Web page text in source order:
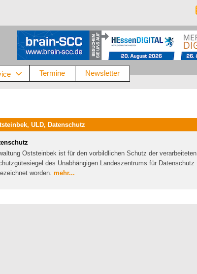
Termine Newsletter
ULD, Datenschutz
Oststeinbek ist für den vorbildlichen Schutz der verarbeiteten
des Unabhängigen Landeszentrums für Datenschutz
worden. mehr...